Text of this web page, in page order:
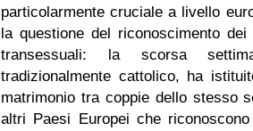
particolarmente cruciale a livello
la questione del riconoscimento
transessuali: la scorsa
tradizionalmente cattolico, ha
matrimonio tra coppie dello stesso
altri Paesi Europei che